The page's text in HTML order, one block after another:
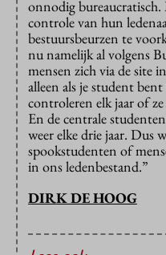
onnodig bureaucratisch.
controle van hun
bestuursbeurzen te
nu namelijk al volgens
mensen zich via de site
alleen als je student
controleren elk jaar of
En de centrale
weer elke drie jaar. Dus
spookstudenten of
in ons ledenbestand.”
DIRK DE HOOG